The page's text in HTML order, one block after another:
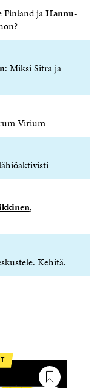
I
N
L
K
I
Finland jaHannu-
: Miksi Sitra ja
Virium
,
Kehitä.